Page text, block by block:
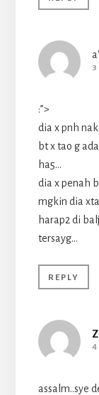
:”>
dia x pnh
bt x tao g
ha5…
dia x penah
mgkin dia
harap2 di
tersayg…
REPLY
4
assalm..sye